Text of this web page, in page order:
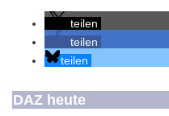
teilen
teilen
teilen
DAZ heute